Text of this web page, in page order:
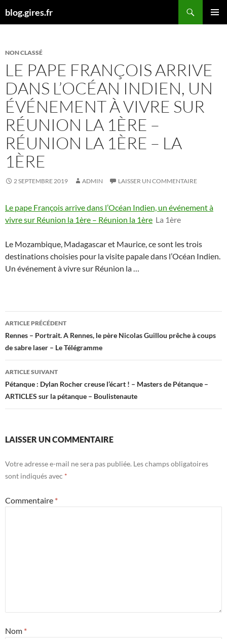
aublog.gires.fr
NON CLASSÉ
LE PAPE FRANÇOIS ARRIVE
DANS L’OCÉAN INDIEN, UN
ÉVÉNEMENT À VIVRE SUR
RÉUNION LA 1ÈRE –
RÉUNION LA 1ÈRE – LA
1ÈRE
2 SEPTEMBRE 2019 ADMIN LAISSER UN COMMENTAIRE
Le pape François arrive dans l’Océan Indien, un événement à
vivre sur Réunion la 1ère – Réunion la 1ère La 1ère
Le Mozambique, Madagascar et Maurice, ce sont les trois
destinations choisies pour la visite papale dans l’Océan Indien.
Un événement à vivre sur Réunion la …
Navigation
des
articles
ARTICLE PRÉCÉDENT
Rennes – Portrait. A Rennes, le père Nicolas Guillou prêche à coups
de sabre laser – Le Télégramme
ARTICLE SUIVANT
Pétanque : Dylan Rocher creuse l’écart ! – Masters de Pétanque –
ARTICLES sur la pétanque – Boulistenaute
LAISSER UN COMMENTAIRE
Votre adresse e-mail ne sera pas publiée. Les champs obligatoires
sont indiqués avec *
Commentaire *
Nom *